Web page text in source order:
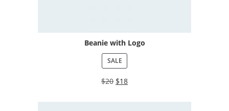
Beanie with Logo
SALE
$20 $18